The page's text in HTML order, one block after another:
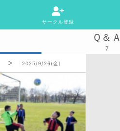
サークル登録
Ｑ＆Ａ
7
2025/9/26(金)